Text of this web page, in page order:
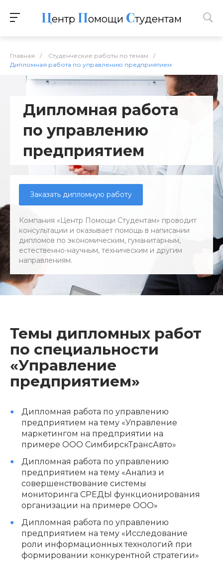
Центр Помощи Студентам
Главная / Студенческие работы по темам
/
Дипломная работа по управлению предприятием
Дипломная работа
по управлению
предприятием
Заказать дипломную работу
Компания «Центр Помощи Студентам» проводит
консультации и оказывает помощь в написании
дипломов по экономическим, гуманитарным,
естественно-научным, техническим и другим
направлениям.
Темы дипломных работ
по специальности
«Управление
предприятием»
Дипломная работа по управлению
предприятием на тему «Управление
маркетингом на предприятии на
примере ООО СимбирскТрансАвто»
Дипломная работа по управлению
предприятием на тему «Анализ и
совершенствование системы
мониторинга СРЕДЫ функционирования
организации на примере ООО»
Дипломная работа по управлению
предприятием на тему «Исследование
роли информационных технологий при
формировании конкурентной стратегии»